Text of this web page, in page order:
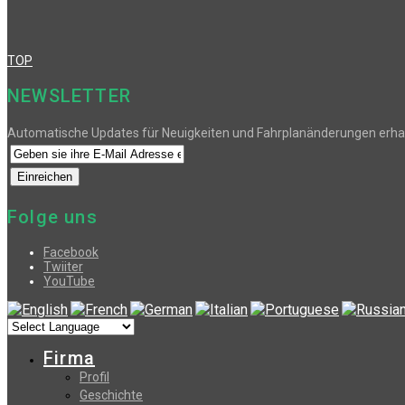
TOP
NEWSLETTER
Automatische Updates für Neuigkeiten und Fahrplanänderungen
Folge uns
Facebook
Twiiter
YouTube
Firma
Profil
Geschichte